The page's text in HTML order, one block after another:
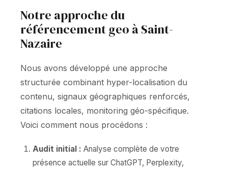
Notre approche du
référencement geo à Saint-
Nazaire
Nous avons développé une approche
structurée combinant hyper-localisation du
contenu, signaux géographiques renforcés,
citations locales, monitoring géo-spécifique.
Voici comment nous procédons :
Audit initial : Analyse complète de votre
présence actuelle sur ChatGPT, Perplexity,